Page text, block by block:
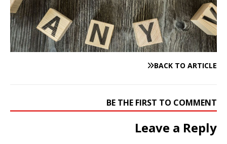
BACK TO ARTICLE
BE THE FIRST TO COMMENT
Leave a Reply